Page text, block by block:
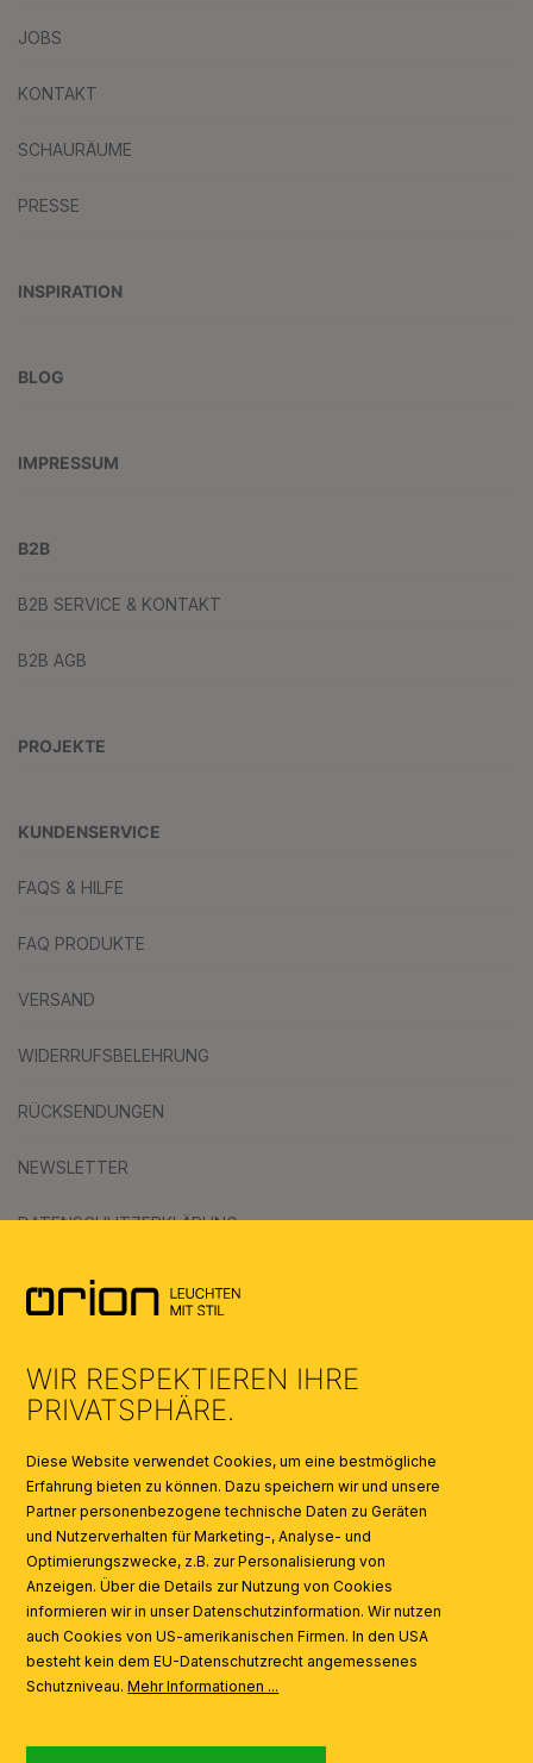
JOBS
KONTAKT
SCHAURÄUME
PRESSE
INSPIRATION
BLOG
IMPRESSUM
B2B
B2B SERVICE & KONTAKT
B2B AGB
PROJEKTE
KUNDENSERVICE
FAQS & HILFE
FAQ PRODUKTE
VERSAND
WIDERRUFSBELEHRUNG
RÜCKSENDUNGEN
NEWSLETTER
DATENSCHUTZERKLÄRUNG
KATALOGE
AI
WIR RESPEKTIEREN IHRE
PRIVATSPHÄRE.
Diese Website verwendet Cookies, um eine bestmögliche
Erfahrung bieten zu können. Dazu speichern wir und unsere
Partner personenbezogene technische Daten zu Geräten
und Nutzerverhalten für Marketing-, Analyse- und
Optimierungszwecke, z.B. zur Personalisierung von
Anzeigen. Über die Details zur Nutzung von Cookies
informieren wir in unser Datenschutzinformation. Wir nutzen
auch Cookies von US-amerikanischen Firmen. In den USA
besteht kein dem EU-Datenschutzrecht angemessenes
Schutzniveau.Mehr Informationen ...